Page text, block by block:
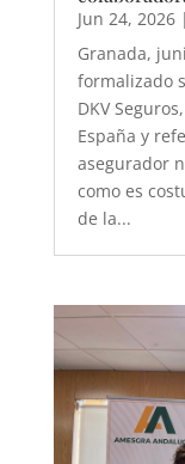
Jun 24, 2026|
Granada,
formalizado
DKV
España y
asegurador
como es
de la...